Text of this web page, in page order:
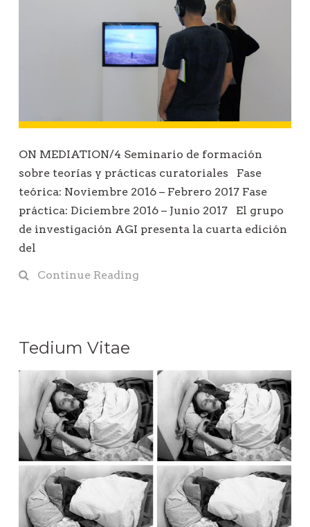
ON MEDIATION/4 Seminario de formación
sobre teorías y prácticas curatoriales Fase
teórica: Noviembre 2016 – Febrero 2017 Fase
práctica: Diciembre 2016 – Junio 2017 El grupo
de investigación AGI presenta la cuarta edición
del
Continue Reading
Tedium Vitae